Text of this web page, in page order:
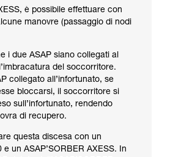
è possibile effettuare con
manovre (passaggio di nodi
i due ASAP siano collegati al
del soccorritore.
collegato all’infortunato, se
bloccarsi, il soccorritore si
sull’infortunato, rendendo
di recupero.
questa discesa con un
e un ASAP’SORBER AXESS. In